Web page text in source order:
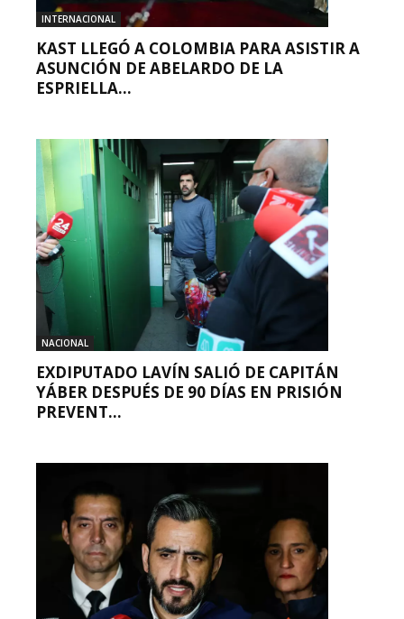
INTERNACIONAL
KAST LLEGÓ A COLOMBIA PARA ASISTIR A
ASUNCIÓN DE ABELARDO DE LA
ESPRIELLA...
NACIONAL
EXDIPUTADO LAVÍN SALIÓ DE CAPITÁN
YÁBER DESPUÉS DE 90 DÍAS EN PRISIÓN
PREVENT...